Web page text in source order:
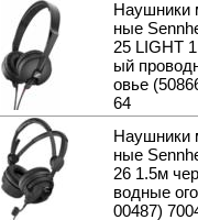
Наушники
ные
25 LIGHT
ый
овье
64
Наушники
ные
26 1.5м
водные
00487)